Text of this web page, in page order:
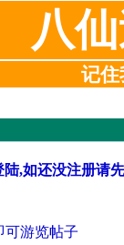
八
记住
,如还没注册请
可游览帖子